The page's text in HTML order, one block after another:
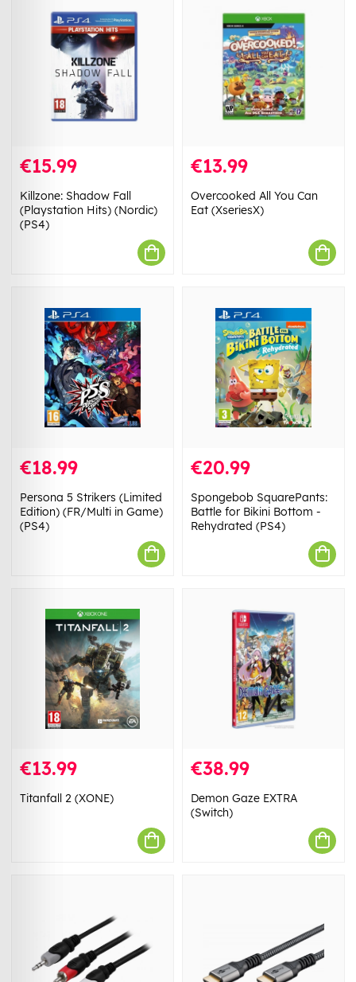
€15.99
Killzone: Shadow Fall
(Playstation Hits) (Nordic)
(PS4)
€13.99
Overcooked All You Can
Eat (XseriesX)
€18.99
Persona 5 Strikers (Limited
Edition) (FR/Multi in Game)
(PS4)
€20.99
Spongebob SquarePants:
Battle for Bikini Bottom -
Rehydrated (PS4)
€13.99
Titanfall 2 (XONE)
€38.99
Demon Gaze EXTRA
(Switch)